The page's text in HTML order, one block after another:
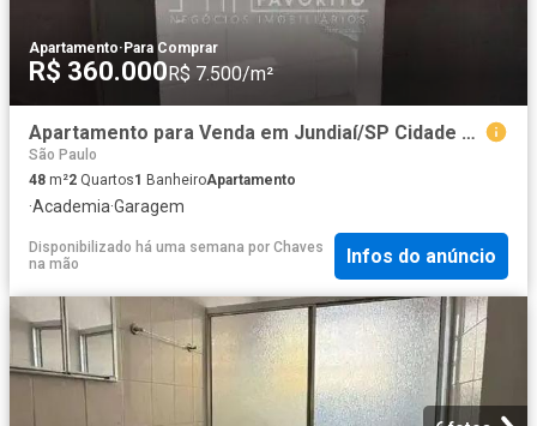
Apartamento·Para Comprar
R$ 360.000R$ 7.500/m²
Apartamento para Venda em Jundiaí/SP Cidade Jardim 2 Quartos
São Paulo
48 m²2 Quartos1 BanheiroApartamento
·Academia·Garagem
Disponibilizado há uma semana por Chaves
na mão
Infos do anúncio